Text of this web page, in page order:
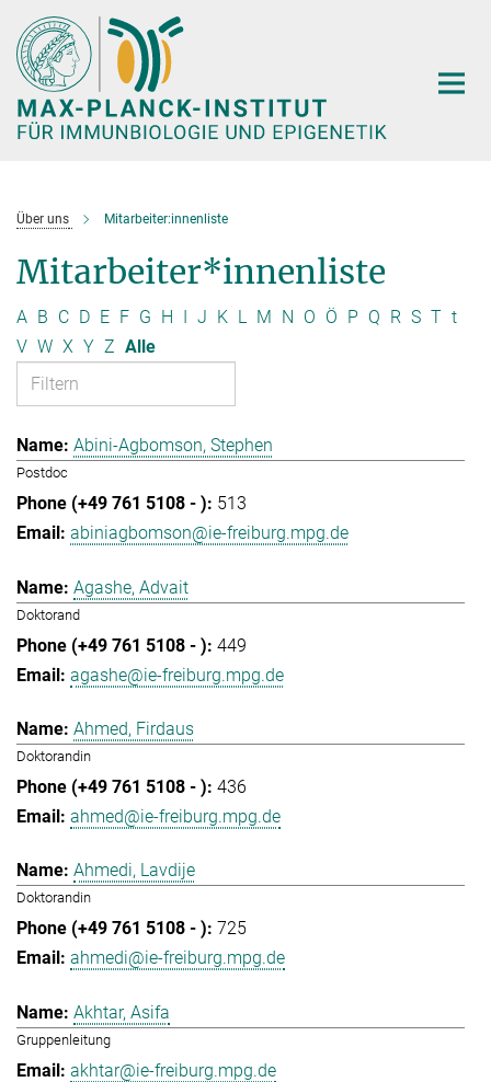
Hauptinhalt
Über uns Mitarbeiter:innenliste
Mitarbeiter*innenliste
A B C D E F G H I J K L M N O Ö P Q R S T t
V W X Y Z Alle
Abini-Agbomson, Stephen
Postdoc
513
abiniagbomson@ie-freiburg.mpg.de
Agashe, Advait
Doktorand
449
agashe@ie-freiburg.mpg.de
Ahmed, Firdaus
Doktorandin
436
ahmed@ie-freiburg.mpg.de
Ahmedi, Lavdije
Doktorandin
725
ahmedi@ie-freiburg.mpg.de
Akhtar, Asifa
Gruppenleitung
akhtar@ie-freiburg.mpg.de